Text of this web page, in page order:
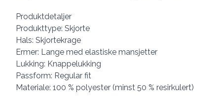
Produktdetaljer
Produkttype: Skjorte
Hals: Skjortekrage
Ermer: Lange med elastiske mansjetter
Lukking: Knappelukking
Passform: Regular fit
Materiale: 100 % polyester (minst 50 % resirkulert)